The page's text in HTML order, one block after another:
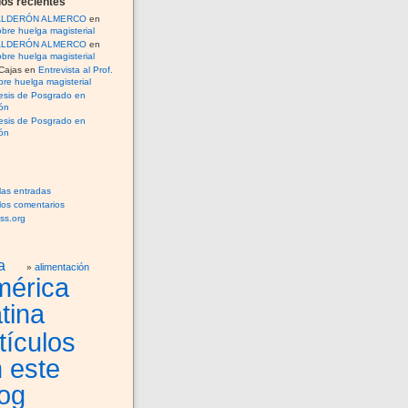
ALMERCO en
huelga magisterial
ALMERCO en
huelga magisterial
en Entrevista al Prof.
huelga magisterial
de Posgrado en
de Posgrado en
entradas
comentarios
alimentación
este